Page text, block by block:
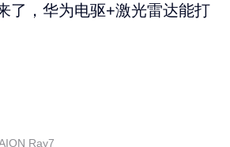
了，华为电驱+激光雷达能打
Ray7